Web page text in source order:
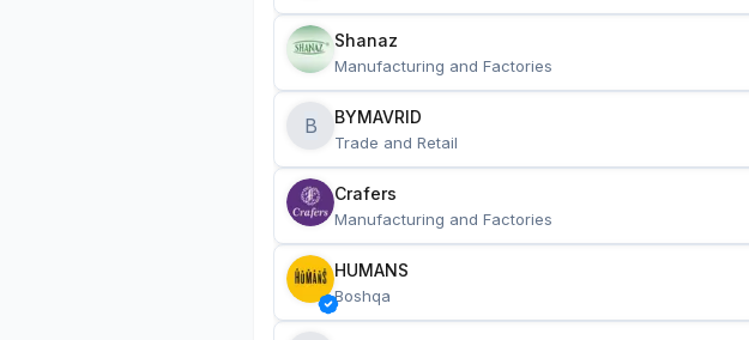
Shanaz
Manufacturing and Factories
B BYMAVRID
Trade and Retail
Crafers
Manufacturing and Factories
HUMANS
Boshqa